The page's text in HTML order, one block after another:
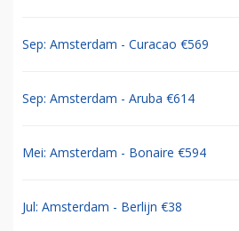
Sep: Amsterdam - Curacao €569
Sep: Amsterdam - Aruba €614
Mei: Amsterdam - Bonaire €594
Jul: Amsterdam - Berlijn €38